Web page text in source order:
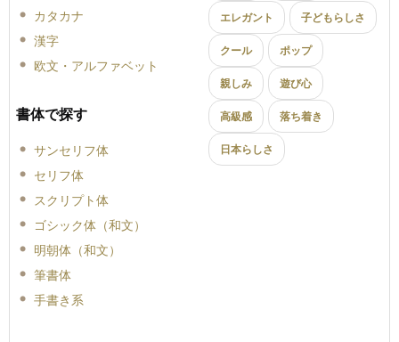
カタカナ
漢字
欧文・アルファベット
書体で探す
サンセリフ体
セリフ体
スクリプト体
ゴシック体（和文）
明朝体（和文）
筆書体
手書き系
エレガント 子どもらしさ
クール ポップ
親しみ 遊び心
高級感 落ち着き
日本らしさ